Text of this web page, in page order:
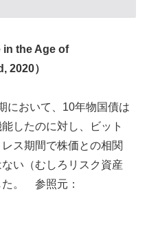
in the Age of
2020）
において、10年物国債は
したのに対し、ビット
ス期間で株価との相関
い（むしろリスク資産
た。 参照元：